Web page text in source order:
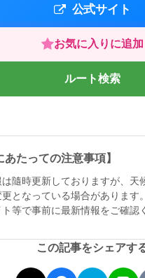
公式サイト
お気に入りに追加
ルート検索
あたっての注意事項】
隨時更新しておりますが、天
となっている場合があります
等で事前に最新情報をご確認
この記事をシェアす